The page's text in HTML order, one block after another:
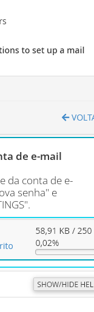
de e-mail
da conta de e-
senha" e